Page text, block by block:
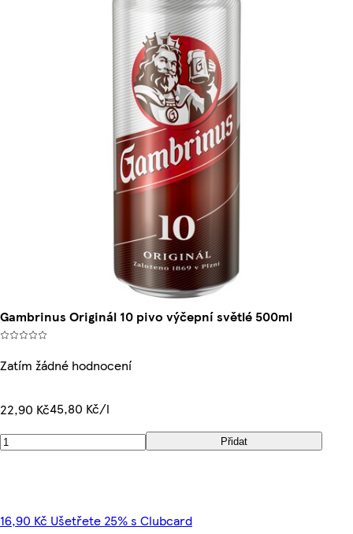
Gambrinus Originál 10 pivo výčepní světlé 500ml
Zatím žádné hodnocení
22,90 Kč45,80 Kč/l
Přidat
16,90 Kč Ušetřete 25% s Clubcard